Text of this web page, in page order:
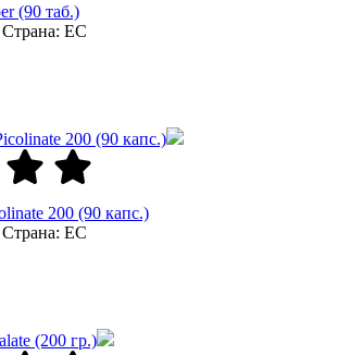
(90 таб.)
Страна: ЕС
200 (90 капс.)
Страна: ЕС